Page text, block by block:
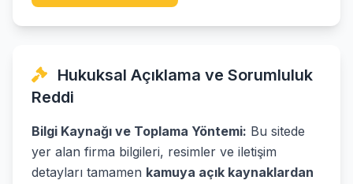
Hukuksal Açıklama ve Sorumluluk
Reddi
Bilgi Kaynağı ve Toplama Yöntemi: Bu sitede
yer alan firma bilgileri, resimler ve iletişim
detayları tamamen kamuya açık kaynaklardan